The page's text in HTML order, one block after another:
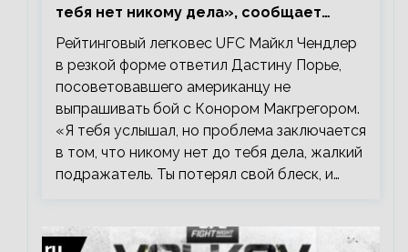
тебя нет никому дела», сообщает
Майкл Чендлер – о словах Порье
Рейтинговый легковес UFC Майкл Чендлер
в резкой форме ответил Дастину Порье,
посоветовавшего американцу не
выпрашивать бой с Конором Макгрегором.
«Я тебя услышал, но проблема заключается
в том, что никому нет до тебя дела, жалкий
подражатель. Ты потерял свой блеск, и…